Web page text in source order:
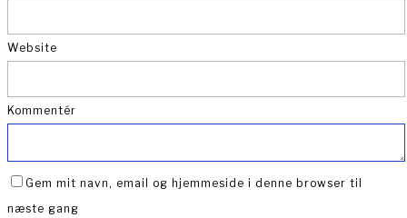
Website
Kommentér
Gem mit navn, email og hjemmeside i denne browser til
næste gang